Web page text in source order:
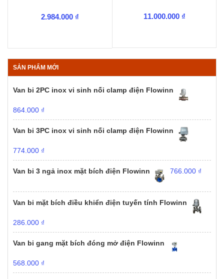
2.984.000 ₫ 11.000.000 ₫
SẢN PHẨM MỚI
Van bi 2PC inox vi sinh nối clamp điện Flowinn
864.000 ₫
Van bi 3PC inox vi sinh nối clamp điện Flowinn
774.000 ₫
Van bi 3 ngả inox mặt bích điện Flowinn 766.000 ₫
Van bi mặt bích điều khiển điện tuyến tính Flowinn
286.000 ₫
Van bi gang mặt bích đóng mở điện Flowinn
568.000 ₫